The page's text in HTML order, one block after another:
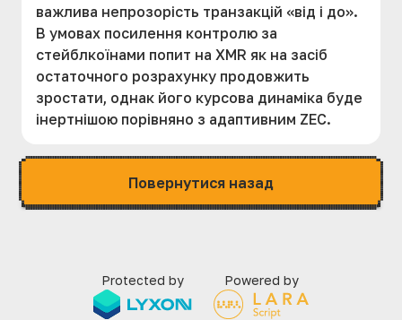
важлива непрозорість транзакцій «від і до».
В умовах посилення контролю за
стейблкоїнами попит на XMR як на засіб
остаточного розрахунку продовжить
зростати, однак його курсова динаміка буде
інертнішою порівняно з адаптивним ZEC.
Повернутися назад
Protected by Powered by